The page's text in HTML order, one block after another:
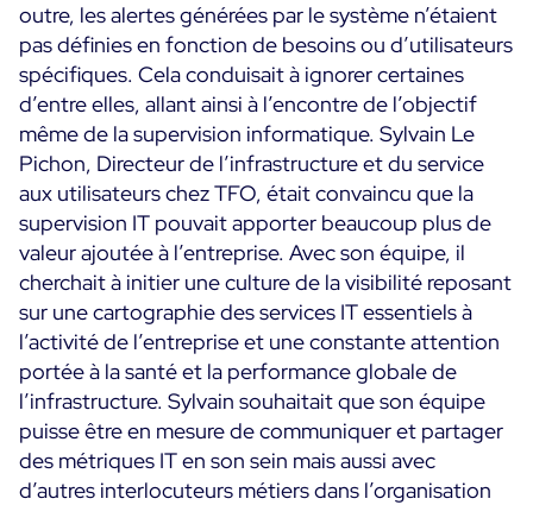
outre, les alertes générées par le système n’étaient
pas définies en fonction de besoins ou d’utilisateurs
spécifiques. Cela conduisait à ignorer certaines
d’entre elles, allant ainsi à l’encontre de l’objectif
même de la supervision informatique. Sylvain Le
Pichon, Directeur de l’infrastructure et du service
aux utilisateurs chez TFO, était convaincu que la
supervision IT pouvait apporter beaucoup plus de
valeur ajoutée à l’entreprise. Avec son équipe, il
cherchait à initier une culture de la visibilité reposant
sur une cartographie des services IT essentiels à
l’activité de l’entreprise et une constante attention
portée à la santé et la performance globale de
l’infrastructure. Sylvain souhaitait que son équipe
puisse être en mesure de communiquer et partager
des métriques IT en son sein mais aussi avec
d’autres interlocuteurs métiers dans l’organisation